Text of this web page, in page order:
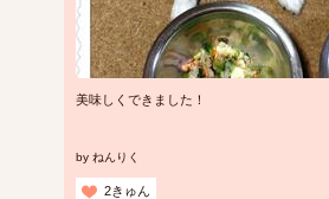
美味しくできました！
by ねんりく
2きゅん